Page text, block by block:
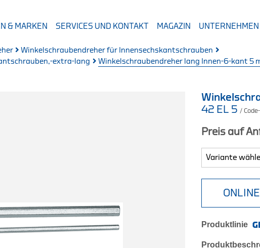
& MARKEN SERVICES UND KONTAKT MAGAZIN UNTERNEHMEN
Winkelschraubendreher für Innensechskantschrauben
extra-lang
Winkelschraubendreher lang Innen-6-kant 5
42 EL 5 /
Preis auf
Produktlinie